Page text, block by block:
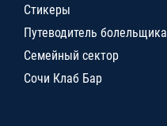
Стикеры
Путеводитель болельщика
Семейный сектор
Сочи Клаб Бар